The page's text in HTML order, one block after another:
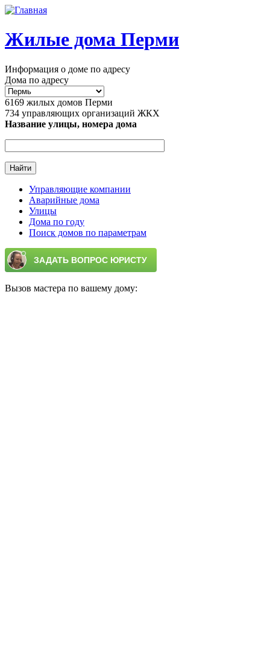
Перейти к основному содержанию
Жилые дома Перми
Информация о доме по адресу
Дома по адресу
6169 жилых домов Перми
734 управляющих организаций ЖКХ
Название улицы, номера дома
Главное меню
Управляющие компании
Аварийные дома
Улицы
Дома по году
Поиск домов по параметрам
Вызов мастера по вашему дому: